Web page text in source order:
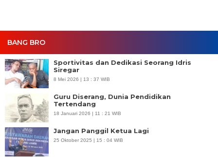
BANG BRO
Sportivitas dan Dedikasi Seorang Idris
Siregar
8 Mei 2026 | 13 : 37 WIB
Guru Diserang, Dunia Pendidikan
Tertendang
18 Januari 2026 | 11 : 21 WIB
Jangan Panggil Ketua Lagi
25 Oktober 2025 | 15 : 04 WIB